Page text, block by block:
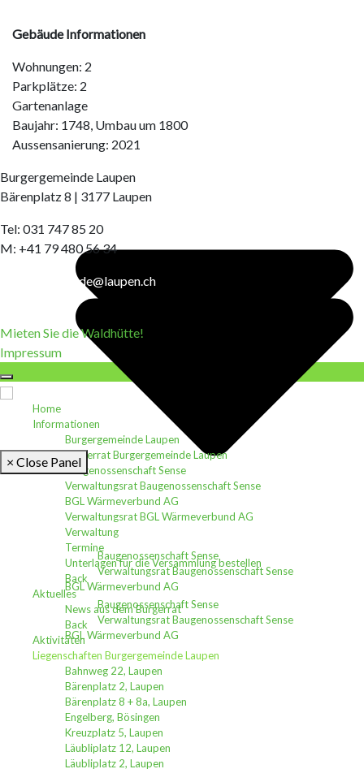
Burgergemeinde Laupen
Baugenossenschaft Sense
Baugenossenschaft Sense
Verwaltungsrat Baugenossenschaft Sense
BGL Wärmeverbund AG
Baugenossenschaft Sense
Baugenossenschaft Sense
Verwaltungsrat Baugenossenschaft Sense
BGL Wärmeverbund AG
Gebäude Informationen
Wohnungen: 2
Parkplätze: 2
Gartenanlage
Baujahr: 1748, Umbau um 1800
Aussensanierung: 2021
Burgergemeinde Laupen
Bärenplatz 8 | 3177 Laupen
Tel: 031 747 85 20
M: +41 79 480 56 34
burgergemeinde@laupen.ch
Mieten Sie die Waldhütte!
Impressum
Home
Informationen
Burgergemeinde Laupen
Burgerrat Burgergemeinde Laupen
Baugenossenschaft Sense
Verwaltungsrat Baugenossenschaft Sense
BGL Wärmeverbund AG
Verwaltungsrat BGL Wärmeverbund AG
Verwaltung
Termine
Unterlagen für die Versammlung bestellen
Back
Aktuelles
News aus dem Burgerrat
Back
Aktivitäten
Liegenschaften Burgergemeinde Laupen
Bahnweg 22, Laupen
Bärenplatz 2, Laupen
Bärenplatz 8 + 8a, Laupen
Engelberg, Bösingen
Kreuzplatz 5, Laupen
Läubliplatz 12, Laupen
Läubliplatz 2, Laupen
× Close Panel